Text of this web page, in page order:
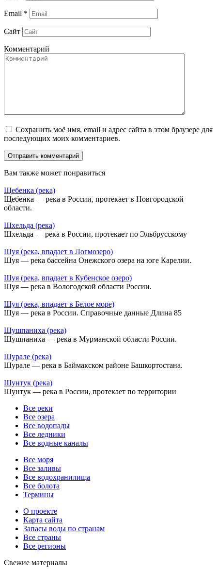
Email *
Сайт
Комментарий
Сохранить моё имя, email и адрес сайта в этом браузере для
последующих моих комментариев.
Вам также может понравиться
Щебенка (река)
Щебенка — река в России, протекает в Новгородской
области.
Шхельда (река)
Шхельда — река в России, протекает по Эльбрусскому
Шуя (река, впадает в Логмозеро)
Шуя — река бассейна Онежского озера на юге Карелии.
Шуя (река, впадает в Кубенское озеро)
Шуя — река в Вологодской области России.
Шуя (река, впадает в Белое море)
Шуя — река в России. Справочные данные Длина 85
Шушпаниха (река)
Шушпаниха — река в Мурманской области России.
Шурале (река)
Шурале — река в Баймакском районе Башкортостана.
Шунтук (река)
Шунтук — река в России, протекает по территории
Все реки
Все озера
Все водопады
Все ледники
Все водные каналы
Все моря
Все заливы
Все водохранилища
Все болота
Термины
О проекте
Карта сайта
Запасы воды по странам
Все страны
Все регионы
Свежие материалы